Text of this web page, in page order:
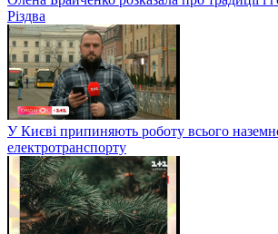
Різдва
У Києві припиняють роботу всього
електротранспорту